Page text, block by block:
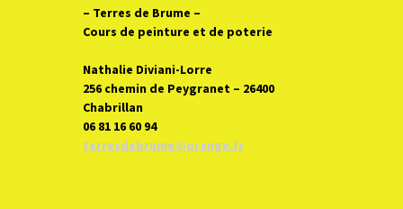
– Terres de Brume –
Cours de peinture et de poterie
Nathalie Diviani-Lorre
256 chemin de Peygranet – 26400
Chabrillan
06 81 16 60 94
terresdebrume@orange.fr